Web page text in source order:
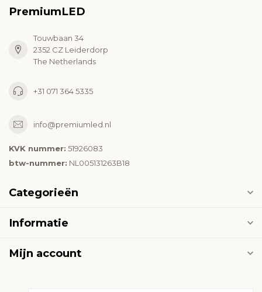
PremiumLED
Touwbaan 34
2352 CZ Leiderdorp
The Netherlands
+31 071 364 5335
info@premiumled.nl
KVK nummer: 51926083
btw-nummer: NL005131263B18
Categorieën
Informatie
Mijn account